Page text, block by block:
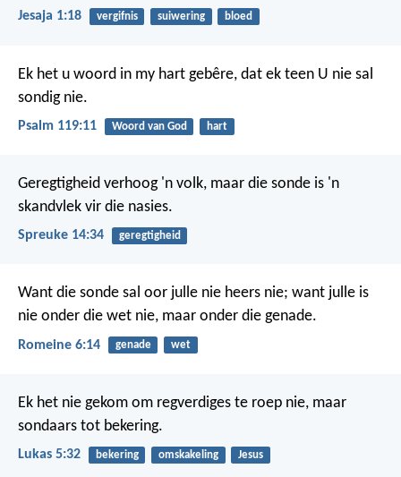
Jesaja 1:18 vergifnis suiwering bloed
Ek het u woord in my hart gebêre, dat ek teen U nie sal
sondig nie.
Psalm 119:11 Woord van God hart
Geregtigheid verhoog 'n volk, maar die sonde is 'n
skandvlek vir die nasies.
Spreuke 14:34 geregtigheid
Want die sonde sal oor julle nie heers nie; want julle is
nie onder die wet nie, maar onder die genade.
Romeine 6:14 genade wet
Ek het nie gekom om regverdiges te roep nie, maar
sondaars tot bekering.
Lukas 5:32 bekering omskakeling Jesus